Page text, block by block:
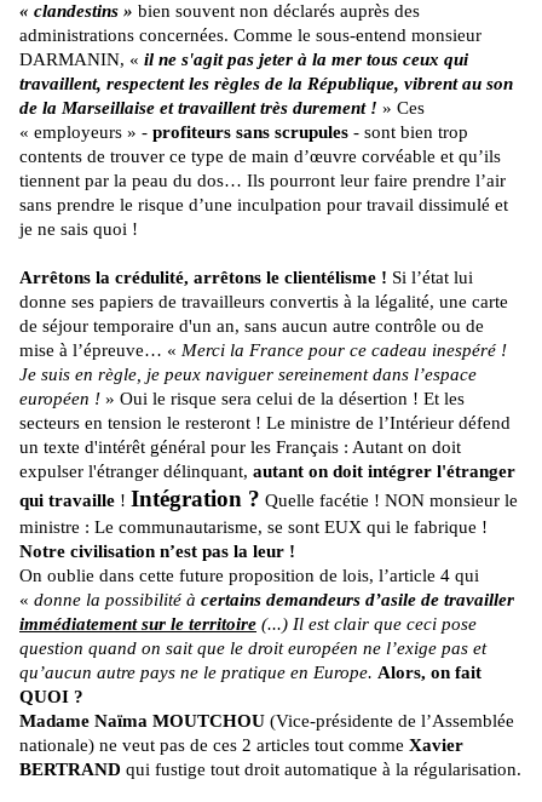
« clandestins » bien souvent non déclarés auprès des
administrations concernées. Comme le sous-entend monsieur
DARMANIN, « il ne s'agit pas jeter à la mer tous ceux qui
travaillent, respectent les règles de la République, vibrent au son
de la Marseillaise et travaillent très durement ! » Ces
« employeurs » - profiteurs sans scrupules - sont bien trop
contents de trouver ce type de main d’œuvre corvéable et qu’ils
tiennent par la peau du dos… Ils pourront leur faire prendre l’air
sans prendre le risque d’une inculpation pour travail dissimulé et
je ne sais quoi !
Arrêtons la crédulité, arrêtons le clientélisme ! Si l’état lui
donne ses papiers de travailleurs convertis à la légalité, une carte
de séjour temporaire d'un an, sans aucun autre contrôle ou de
mise à l’épreuve… « Merci la France pour ce cadeau inespéré !
Je suis en règle, je peux naviguer sereinement dans l’espace
européen ! » Oui le risque sera celui de la désertion ! Et les
secteurs en tension le resteront ! Le ministre de l’Intérieur défend
un texte d'intérêt général pour les Français : Autant on doit
expulser l'étranger délinquant, autant on doit intégrer l'étranger
qui travaille ! Intégration ? Quelle facétie ! NON monsieur le
ministre : Le communautarisme, se sont EUX qui le fabrique !
Notre civilisation n’est pas la leur !
On oublie dans cette future proposition de lois, l’article 4 qui
« donne la possibilité à certains demandeurs d’asile de travailler
immédiatement sur le territoire (...) Il est clair que ceci pose
question quand on sait que le droit européen ne l’exige pas et
qu’aucun autre pays ne le pratique en Europe. Alors, on fait
QUOI ?
Madame Naïma MOUTCHOU (Vice-présidente de l’Assemblée
nationale) ne veut pas de ces 2 articles tout comme Xavier
BERTRAND qui fustige tout droit automatique à la régularisation.